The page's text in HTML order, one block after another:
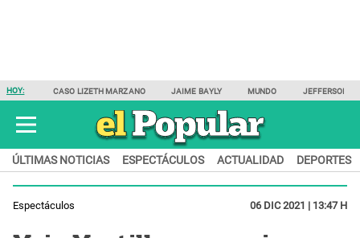
HOY: CASO LIZETH MARZANO JAIME BAYLY MUNDO JEFFERSON
ÚLTIMAS NOTICIAS ESPECTÁCULOS ACTUALIDAD DEPORTES
Espectáculos 06 DIC 2021 | 13:47 H